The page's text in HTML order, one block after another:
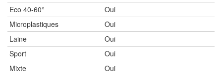
Eco 40-60°
Oui
Microplastiques
Oui
Laine
Oui
Sport
Oui
Mixte
Oui